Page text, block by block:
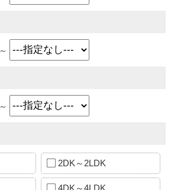
～
～
2DK～2LDK
4DK～4LDK